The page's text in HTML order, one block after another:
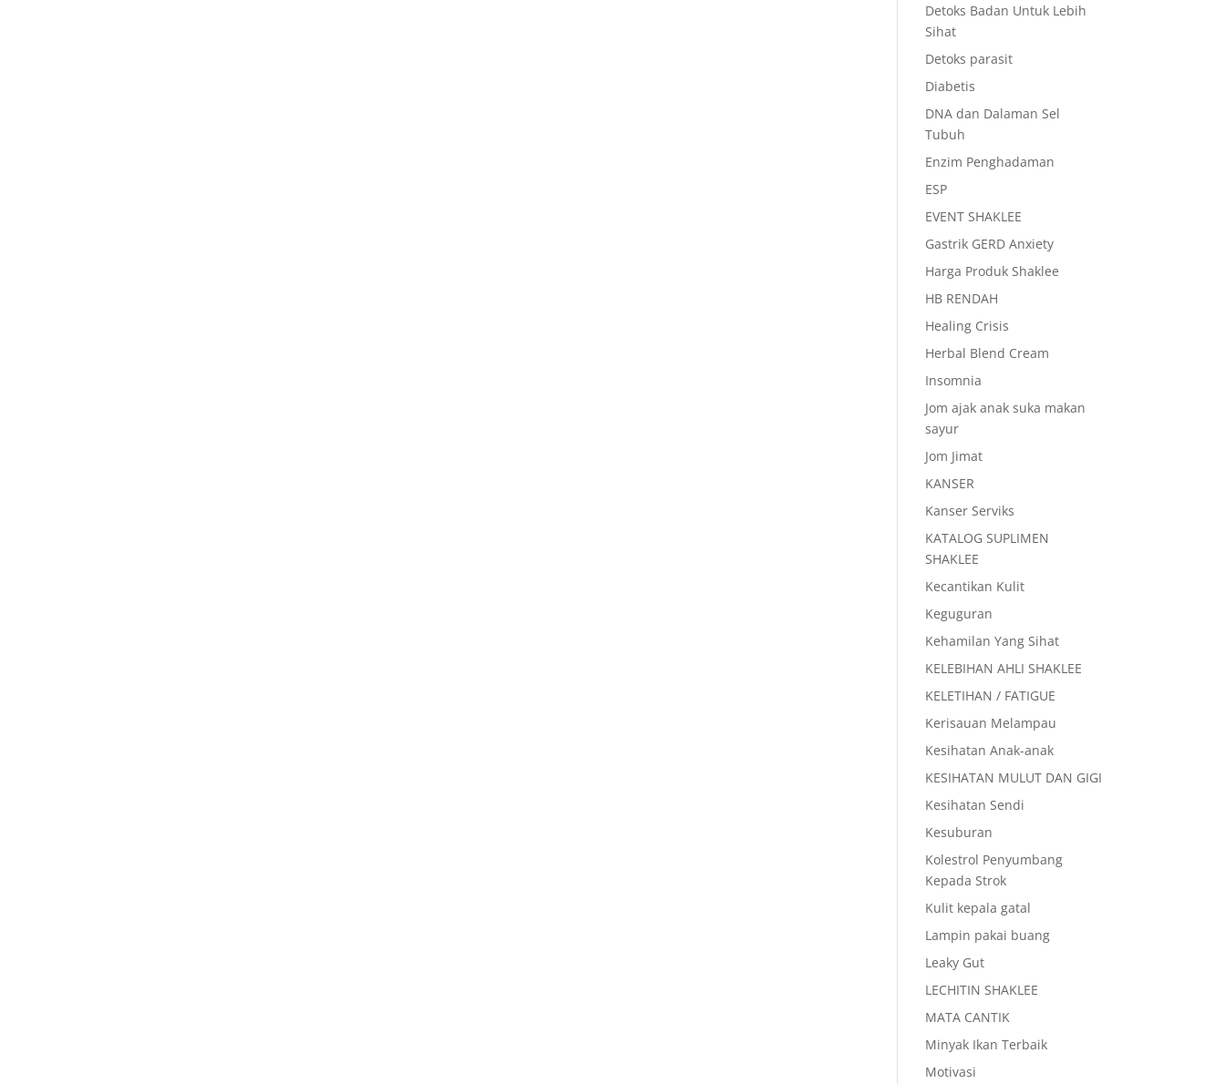
Detoks Badan Untuk Lebih
Sihat
Detoks parasit
Diabetis
DNA dan Dalaman Sel
Tubuh
Enzim Penghadaman
ESP
EVENT SHAKLEE
Gastrik GERD Anxiety
Harga Produk Shaklee
HB RENDAH
Healing Crisis
Herbal Blend Cream
Insomnia
Jom ajak anak suka makan
sayur
Jom Jimat
KANSER
Kanser Serviks
KATALOG SUPLIMEN
SHAKLEE
Kecantikan Kulit
Keguguran
Kehamilan Yang Sihat
KELEBIHAN AHLI SHAKLEE
KELETIHAN / FATIGUE
Kerisauan Melampau
Kesihatan Anak-anak
KESIHATAN MULUT DAN GIGI
Kesihatan Sendi
Kesuburan
Kolestrol Penyumbang
Kepada Strok
Kulit kepala gatal
Lampin pakai buang
Leaky Gut
LECHITIN SHAKLEE
MATA CANTIK
Minyak Ikan Terbaik
Motivasi